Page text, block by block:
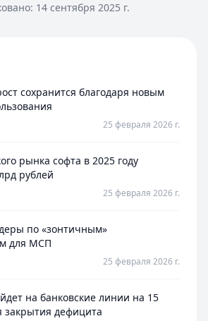
14 сентября 2025 г.
сохранится благодаря новым
25 февраля 2026 г.
рынка софта в 2025 году
рублей
25 февраля 2026 г.
по «зонтичным»
для МСП
25 февраля 2026 г.
на банковские линии на 15
закрытия дефицита